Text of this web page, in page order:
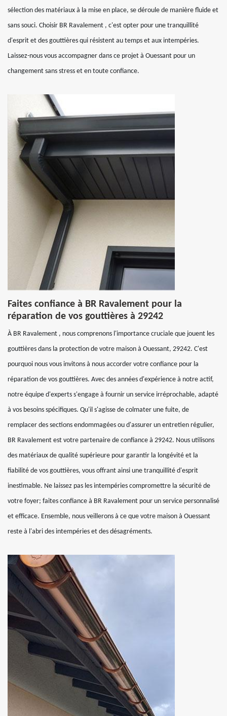
sélection des matériaux à la mise en place, se déroule de manière fluide et
sans souci. Choisir BR Ravalement , c'est opter pour une tranquillité
d'esprit et des gouttières qui résistent au temps et aux intempéries.
Laissez-nous vous accompagner dans ce projet à Ouessant pour un
changement sans stress et en toute confiance.
Faites confiance à BR Ravalement pour la
réparation de vos gouttières à 29242
À BR Ravalement , nous comprenons l'importance cruciale que jouent les
gouttières dans la protection de votre maison à Ouessant, 29242. C'est
pourquoi nous vous invitons à nous accorder votre confiance pour la
réparation de vos gouttières. Avec des années d'expérience à notre actif,
notre équipe d'experts s'engage à fournir un service irréprochable, adapté
à vos besoins spécifiques. Qu'il s'agisse de colmater une fuite, de
remplacer des sections endommagées ou d'assurer un entretien régulier,
BR Ravalement est votre partenaire de confiance à 29242. Nous utilisons
des matériaux de qualité supérieure pour garantir la longévité et la
fiabilité de vos gouttières, vous offrant ainsi une tranquillité d'esprit
inestimable. Ne laissez pas les intempéries compromettre la sécurité de
votre foyer; faites confiance à BR Ravalement pour un service personnalisé
et efficace. Ensemble, nous veillerons à ce que votre maison à Ouessant
reste à l'abri des intempéries et des désagréments.